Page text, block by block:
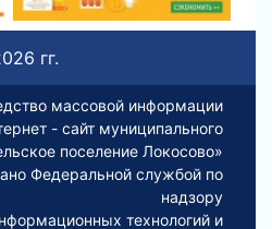
гг.
массовой информации
- сайт муниципального
поселение Локосово»
Федеральной службой по
надзору
технологий и